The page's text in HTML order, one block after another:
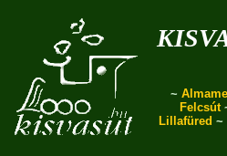
~
Felcsút
Lillafüred ~